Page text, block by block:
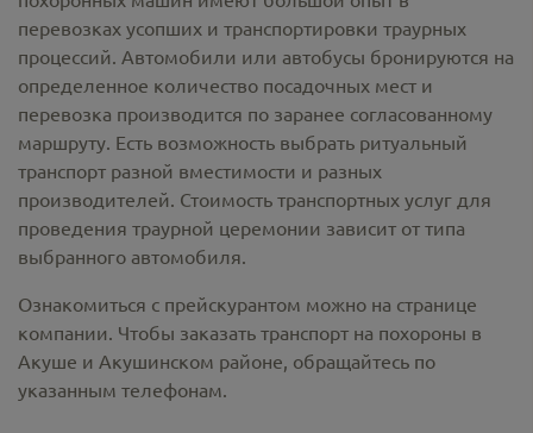
перевозках усопших и транспортировки траурных
процессий. Автомобили или автобусы бронируются на
определенное количество посадочных мест и
перевозка производится по заранее согласованному
маршруту. Есть возможность выбрать ритуальный
транспорт разной вместимости и разных
производителей. Стоимость транспортных услуг для
проведения траурной церемонии зависит от типа
выбранного автомобиля.
Ознакомиться с прейскурантом можно на странице
компании. Чтобы заказать транспорт на похороны в
Акуше и Акушинском районе, обращайтесь по
указанным телефонам.